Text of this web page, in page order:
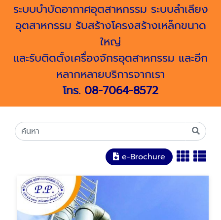
ระบบบำบัดอากาศอุตสาหกรรม ระบบลำเลียง
อุตสาหกรรม รับสร้างโครงสร้างเหล็กขนาด
ใหญ่
และรับติดตั้งเครื่องจักรอุตสาหกรรม และอีก
หลากหลายบริการจากเรา
โทร. 08-7064-8572
e-Brochure